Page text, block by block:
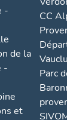
-
de la
-
et
CC
Parc